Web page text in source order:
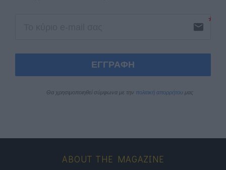
email
ΕΓΓΡΑΦΗ
Θα χρησιμοποιηθεί σύμφωνα με την πολιτική απορρήτου μας
ABOUT THE MAGAZINE